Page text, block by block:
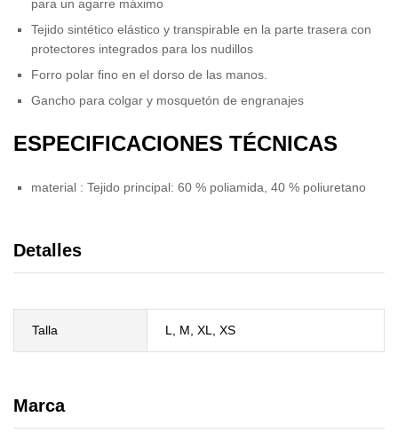
para un agarre máximo
Tejido sintético elástico y transpirable en la parte trasera con
protectores integrados para los nudillos
Forro polar fino en el dorso de las manos.
Gancho para colgar y mosquetón de engranajes
ESPECIFICACIONES TÉCNICAS
material : Tejido principal: 60 % poliamida, 40 % poliuretano
Detalles
Talla L, M, XL, XS
Marca